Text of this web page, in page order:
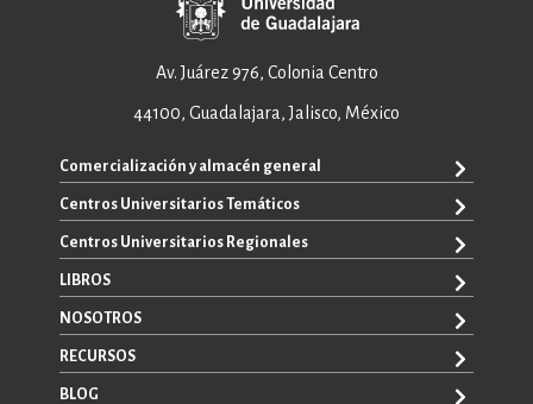
Av. Juárez 976, Colonia Centro
44100, Guadalajara, Jalisco, México
Comercialización y almacén general
+52 33 3640 6326
+52 33 3640 4595
ventas@editorial.udg.mx
WhatsApp: +52 33 1433 6869
Centros Universitarios Temáticos
CUAAD
CUCEA
CUCBA
CUCEI
CUCSH
Centros Universitarios Regionales
CUALTOS
CUCHAPALA
CUCOSTA
CUCSUR
LIBROS
TODOS LOS LIBROS
E-BOOKS
NOSOTROS
SOBRE NOSOTROS
CONTACTO
RECURSOS
PROMOCIONALES
BLOG